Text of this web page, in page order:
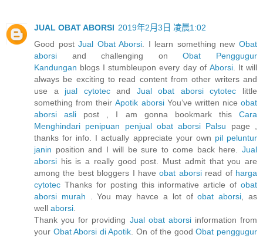
JUAL OBAT ABORSI 2019年2月3日 凌晨1:02
Good postJual Obat Aborsi . I learn something newObat
aborsi and challenging onObat Penggugur
Kandungan blogs I stumbleupon every day of Aborsi. It will
always be exciting to read content from other writers and
use a jual cytotecand Jual obat aborsi cytotec little
something from theirApotik aborsiYou’ve written nice obat
aborsi asli post , I am gonna bookmark thisCara
Menghindari penipuan penjual obat aborsi Palsu page ,
thanks for info. I actually appreciate your own pil peluntur
janin position and I will be sure to come back here. Jual
aborsi his is a really good post. Must admit that you are
among the best bloggers I haveobat aborsiread of harga
cytotec Thanks for posting this informative article of obat
aborsi murah . You may havce a lot ofobat aborsi , as
well aborsi
Thank you for providing Jual obat aborsiinformation from
your Obat Aborsi di Apotik . On of the goodObat penggugur